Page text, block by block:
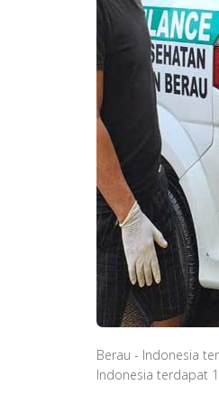
Berau - Indonesia
Indonesia terdapat